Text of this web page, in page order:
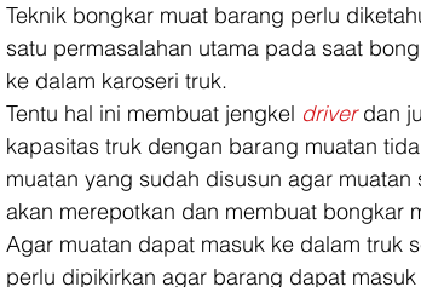
Jakarta
Teknik bongkar muat barang perlu
satu permasalahan utama pada saat
ke dalam karoseri truk.
Tentu hal ini membuat jengkel driver dan
kapasitas truk dengan barang muatan
muatan yang sudah disusun agar
akan merepotkan dan membuat bongkar
Agar muatan dapat masuk ke dalam truk
perlu dipikirkan agar barang dapat